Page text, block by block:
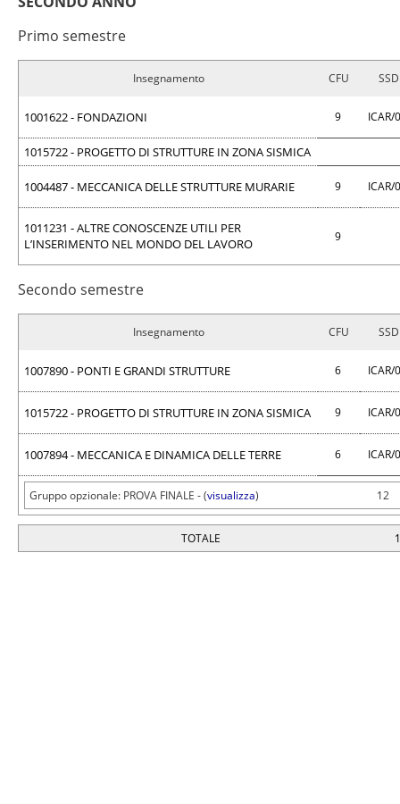
Primo semestre
Insegnamento CFU SSD
1001622 - FONDAZIONI 9 ICAR/
1015722 - PROGETTO DI STRUTTURE IN ZONA SISMICA
1004487 - MECCANICA DELLE STRUTTURE MURARIE 9 ICAR/
1011231 - ALTRE CONOSCENZE UTILI PER
L’INSERIMENTO NEL MONDO DEL LAVORO
9
Secondo semestre
Insegnamento CFU SSD
1007890 - PONTI E GRANDI STRUTTURE 6 ICAR/
1015722 - PROGETTO DI STRUTTURE IN ZONA SISMICA 9 ICAR/
1007894 - MECCANICA E DINAMICA DELLE TERRE 6 ICAR/
Gruppo opzionale: PROVA FINALE - (visualizza) 12
TOTALE